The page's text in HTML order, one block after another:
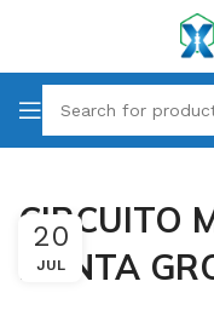
CIRCUITO
PONTA
20
JUL